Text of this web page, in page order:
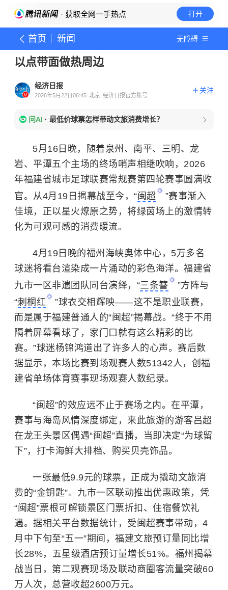
· 获取全网一手热点 打开
首页 新闻 无障碍
以点带面做热周边
经济日报
2026年5月22日06:45 北京 经济日报官方账号
关注
问AI · 最低价球票怎样带动文旅消费增长？
5月16日晚，随着泉州、南平、三明、龙
岩、平潭五个主场的终场哨声相继吹响，2026
年福建省城市足球联赛常规赛第四轮赛事圆满收
官。从4月19日揭幕战至今，“闽超
”赛事渐入
佳境，正以星火燎原之势，将绿茵场上的激情转
化为可观可感的消费暖流。
4月19日晚的福州海峡奥体中心，5万多名
球迷将看台渲染成一片涌动的彩色海洋。福建省
九市一区非遗团队同台演绎，“三条簪
”方阵与
“刺桐红
”球衣交相辉映——这不是职业联赛，
而是属于福建普通人的“闽超”揭幕战。“终于不用
隔着屏幕看球了，家门口就有这么精彩的比
赛。”球迷杨锦鸿道出了许多人的心声。赛后数
据显示，本场比赛到场观赛人数51342人，创福
建省单场体育赛事现场观赛人数纪录。
“闽超”的效应远不止于赛场之内。在平潭，
赛事与海岛风情深度绑定，来此旅游的游客吕超
在龙王头景区偶遇“闽超”直播，当即决定“为球留
下”，打卡海鲜大排档、购买贝壳饰品。
一张最低9.9元的球票，正成为撬动文旅消
费的“金钥匙”。九市一区联动推出优惠政策，凭
“闽超”票根可解锁景区门票折扣、住宿餐饮礼
遇。据相关平台数据统计，受闽超赛事带动，4
月中下旬至“五一”期间，福建文旅预订量同比增
长28%，五星级酒店预订量增长51%。福州揭幕
战当日，第二观赛现场及联动商圈客流量突破60
万人次，总营收超2600万元。